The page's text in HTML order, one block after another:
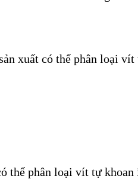
xuất có thể phân loại
thể phân loại vít tự